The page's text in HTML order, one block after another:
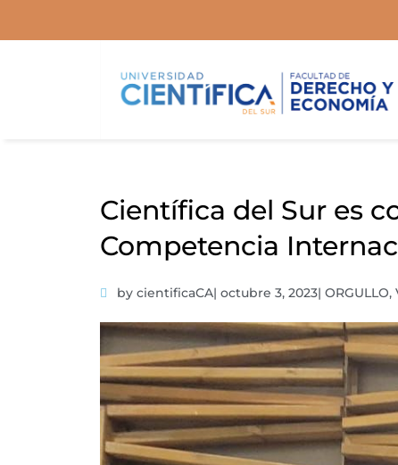
Científica del Sur es
Competencia
by cientificaCA| octubre 3, 2023| ORGULLO,